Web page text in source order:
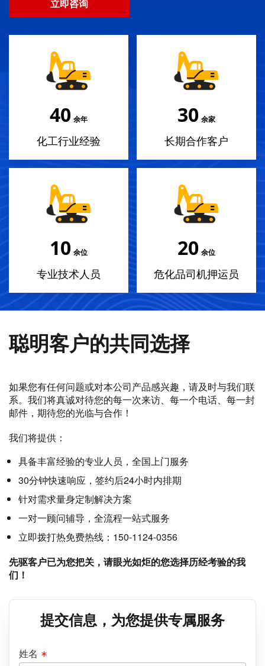
立即咨询
40 余年
化工行业经验
30 余家
长期合作客户
10 余位
专业技术人员
20 余位
危化品司机押运员
聪明客户的共同选择
如果您有任何问题或对本公司产品感兴趣，请及时与我们联
系。我们将真诚对待您的每一次来访、每一个电话、每一封
邮件，期待您的光临与合作！
我们将提供：
具备丰富经验的专业人员，全国上门服务
30分钟快速响应，签约后24小时内排期
针对需求量身定制解决方案
一对一顾问辅导，全流程一站式服务
立即拨打热免费热线：150-1124-0356
先驱客户已为您把关，请眼光如炬的您选择历经考验的我
们！
提交信息，为您提供专属服务
姓名